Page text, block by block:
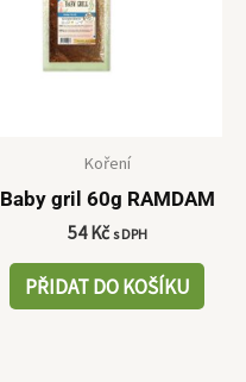
Koření
Baby gril 60g RAMDAM
54Kč s DPH
PŘIDAT DO KOŠÍKU